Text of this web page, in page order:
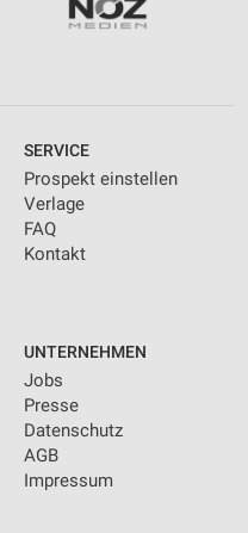
SERVICE
Prospekt einstellen
Verlage
FAQ
Kontakt
UNTERNEHMEN
Jobs
Presse
Datenschutz
AGB
Impressum